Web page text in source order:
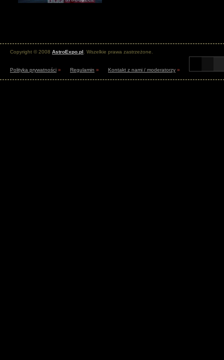
Copyright © 2008 AstroExpo.pl . Wszelkie prawa zastrzeżone.
Polityka prywatności » Regulamin » Kontakt z nami / moderatorzy »